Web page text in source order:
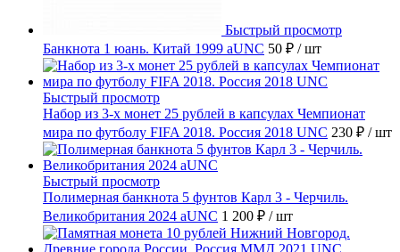
Быстрый просмотр
Банкнота 1 юань. Китай 1999 aUNC 50 ₽ / шт
Быстрый просмотр
Набор из 3-х монет 25 рублей в капсулах Чемпионат
мира по футболу FIFA 2018. Россия 2018 UNC 230 ₽ / шт
Быстрый просмотр
Полимерная банкнота 5 фунтов Карл 3 - Черчиль.
Великобритания 2024 aUNC 1 200 ₽ / шт